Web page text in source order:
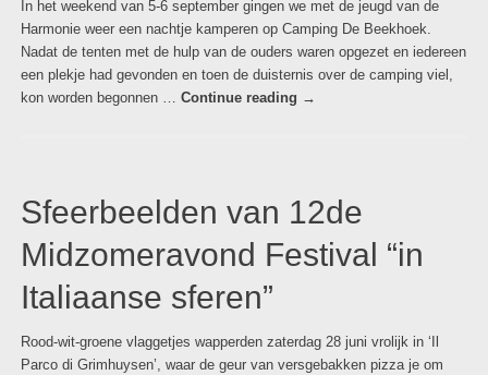
In het weekend van 5-6 september gingen we met de jeugd van de
Harmonie weer een nachtje kamperen op Camping De Beekhoek.
Nadat de tenten met de hulp van de ouders waren opgezet en iedereen
een plekje had gevonden en toen de duisternis over de camping viel,
kon worden begonnen … Continue reading →
Sfeerbeelden van 12de
Midzomeravond Festival “in
Italiaanse sferen”
Rood-wit-groene vlaggetjes wapperden zaterdag 28 juni vrolijk in ‘Il
Parco di Grimhuysen’, waar de geur van versgebakken pizza je om